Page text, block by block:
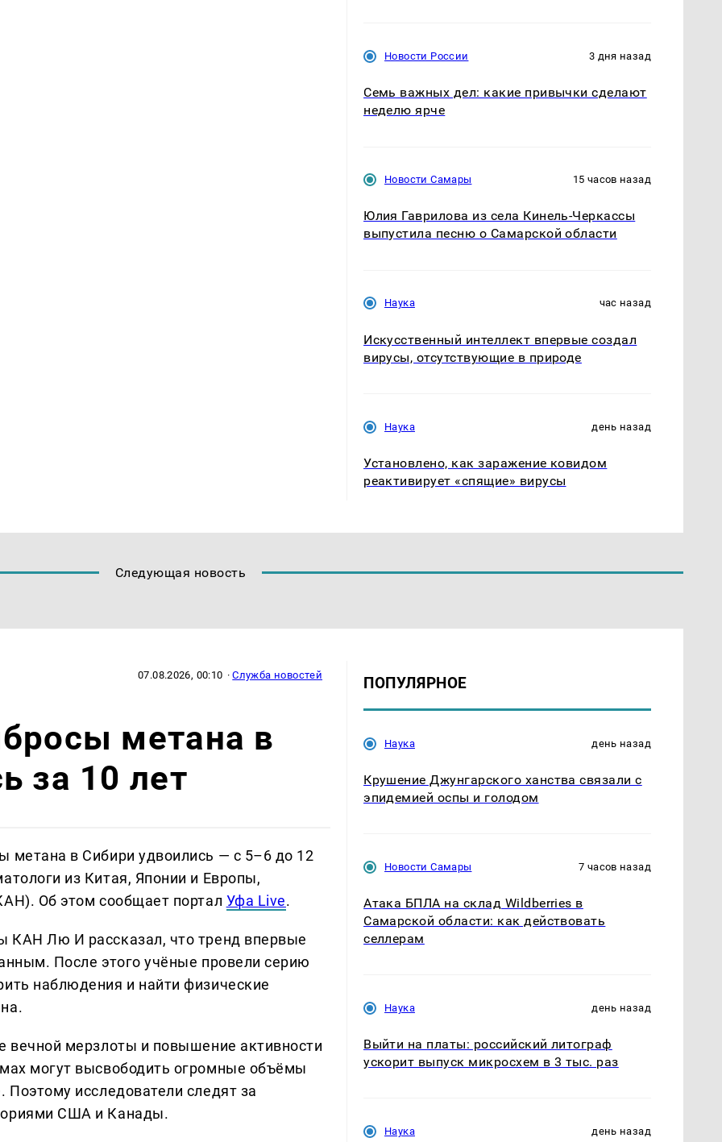
Новости России 3 дня назад
Семь важных дел: какие привычки сделают
неделю ярче
Новости Самары 15 часов назад
Юлия Гаврилова из села Кинель-Черкассы
выпустила песню о Самарской области
Наука час назад
Искусственный интеллект впервые создал
вирусы, отсутствующие в природе
Наука день назад
Установлено, как заражение ковидом
реактивирует «спящие» вирусы
Следующая новость
07.08.2026, 00:10 ·Служба новостей
метана в
за 10 лет
метана в Сибири удвоились — с 5–6 до 12
из Китая, Японии и Европы,
Об этом сообщает портал Уфа Live.
КАН Лю И рассказал, что тренд впервые
После этого учёные провели серию
наблюдения и найти физические
вечной мерзлоты и повышение активности
могут высвободить огромные объёмы
Поэтому исследователи следят за
США и Канады.
ПОПУЛЯРНОЕ
Наука день назад
Крушение Джунгарского ханства связали с
эпидемией оспы и голодом
Новости Самары 7 часов назад
Атака БПЛА на склад Wildberries в
Самарской области: как действовать
селлерам
Наука день назад
Выйти на платы: российский литограф
ускорит выпуск микросхем в 3 тыс. раз
Наука день назад